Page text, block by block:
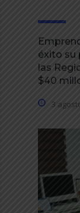
éxito su
las
$40
3